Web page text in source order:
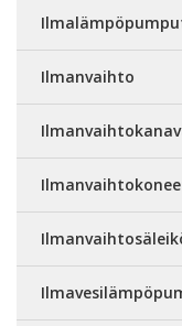
Ilmanvaihto